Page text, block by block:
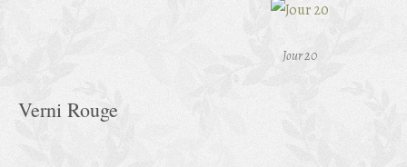
Jour 20
Verni Rouge